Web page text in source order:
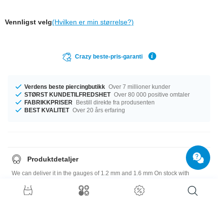
Vennligst velg(Hvilken er min størrelse?)
Crazy beste-pris-garanti
Verdens beste piercingbutikk Over 7 millioner kunder
STØRST KUNDETILFREDSHET Over 80 000 positive omtaler
FABRIKKPRISER
Bestill direkte fra produsenten
BEST KVALITET Over 20 års erfaring
Produktdetaljer
We can deliver it in the gauges of 1.2 mm and 1.6 mm On stock with
perfect fit. This is just a classy product! Order right now!